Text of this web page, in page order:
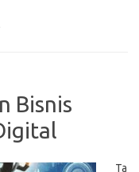
Bisnis
Ta